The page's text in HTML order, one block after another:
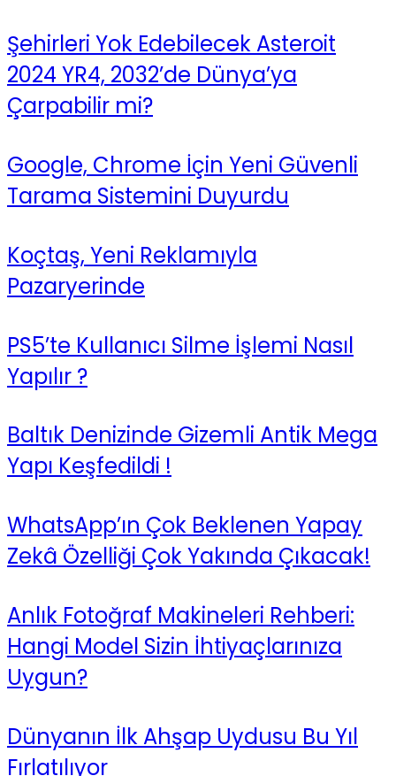
Şehirleri Yok Edebilecek Asteroit
2024 YR4, 2032’de Dünya’ya
Çarpabilir mi?
Google, Chrome İçin Yeni Güvenli
Tarama Sistemini Duyurdu
Koçtaş, Yeni Reklamıyla
Pazaryerinde
PS5’te Kullanıcı Silme İşlemi Nasıl
Yapılır ?
Baltık Denizinde Gizemli Antik Mega
Yapı Keşfedildi !
WhatsApp’ın Çok Beklenen Yapay
Zekâ Özelliği Çok Yakında Çıkacak!
Anlık Fotoğraf Makineleri Rehberi:
Hangi Model Sizin İhtiyaçlarınıza
Uygun?
Dünyanın İlk Ahşap Uydusu Bu Yıl
Fırlatılıyor